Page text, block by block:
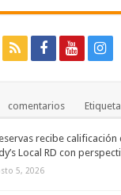
comentarios
recibe calificación
Local RD con
5, 2026